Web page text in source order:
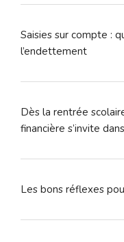
Saisies sur compte :
l’endettement
Dès la rentrée
financière s’invite
Les bons réflexes